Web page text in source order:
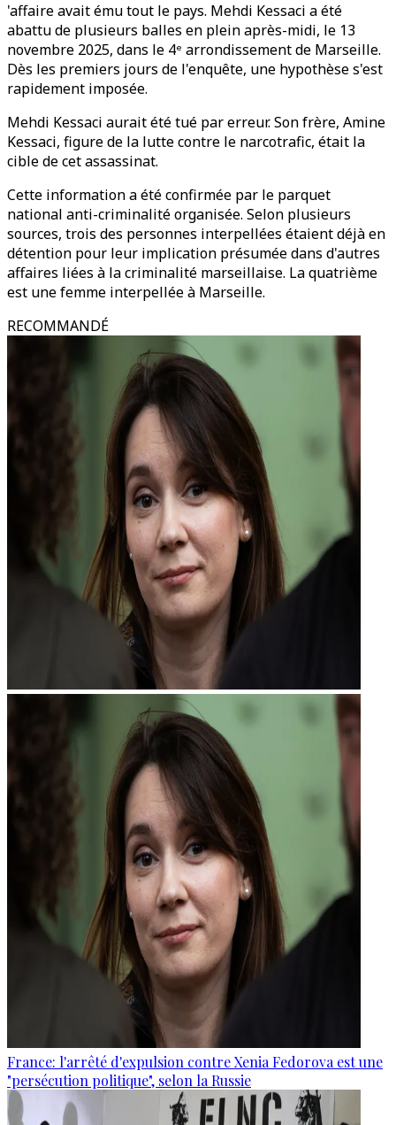
'affaire avait ému tout le pays. Mehdi Kessaci a été
abattu de plusieurs balles en plein après-midi, le 13
novembre 2025, dans le 4ᵉ arrondissement de Marseille.
Dès les premiers jours de l'enquête, une hypothèse s'est
rapidement imposée.
Mehdi Kessaci aurait été tué par erreur. Son frère, Amine
Kessaci, figure de la lutte contre le narcotrafic, était la
cible de cet assassinat.
Cette information a été confirmée par le parquet
national anti-criminalité organisée. Selon plusieurs
sources, trois des personnes interpellées étaient déjà en
détention pour leur implication présumée dans d'autres
affaires liées à la criminalité marseillaise. La quatrième
est une femme interpellée à Marseille.
RECOMMANDÉ
France: l'arrêté d'expulsion contre Xenia Fedorova est une
"persécution politique", selon la Russie